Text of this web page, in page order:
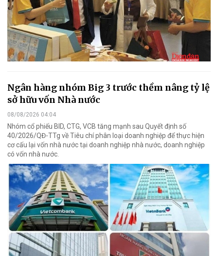
Ngân hàng nhóm Big 3 trước thềm nâng tỷ lệ
sở hữu vốn Nhà nước
08/08/2026 04:04
Nhóm cổ phiếu BID, CTG, VCB tăng mạnh sau Quyết định số
40/2026/QĐ-TTg về Tiêu chí phân loại doanh nghiệp để thực hiện
cơ cấu lại vốn nhà nước tại doanh nghiệp nhà nước, doanh nghiệp
có vốn nhà nước.